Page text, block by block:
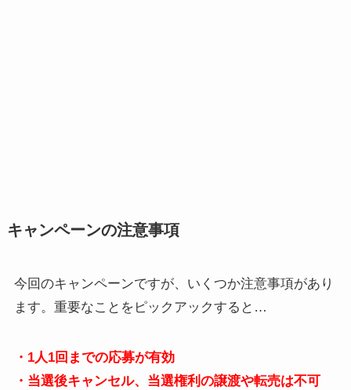
キャンペーンの注意事項
今回のキャンペーンですが、いくつか注意事項があり
ます。重要なことをピックアックすると…
・1人1回までの応募が有効
・当選後キャンセル、当選権利の譲渡や転売は不可